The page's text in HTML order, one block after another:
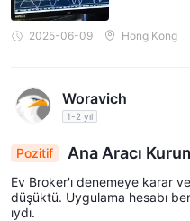
2025-06-09 Hong Kong
Woravich
1-2 yıl
Pozitif Ana Aracı
Ev Broker'ı denemeye karar
düşüktü. Uygulama hesabı
ıydı.